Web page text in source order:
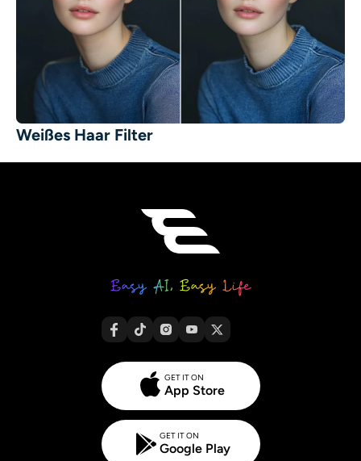
Weißes Haar Filter
GET IT ON
App Store
GET IT ON
Google Play